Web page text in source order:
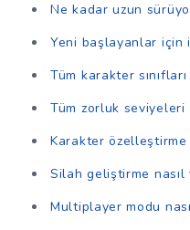
Ne kadar uzun
Yeni başlayanlar için
Tüm karakter
Tüm zorluk seviyeleri
Karakter özelleştirme
Silah geliştirme nasıl
Multiplayer modu